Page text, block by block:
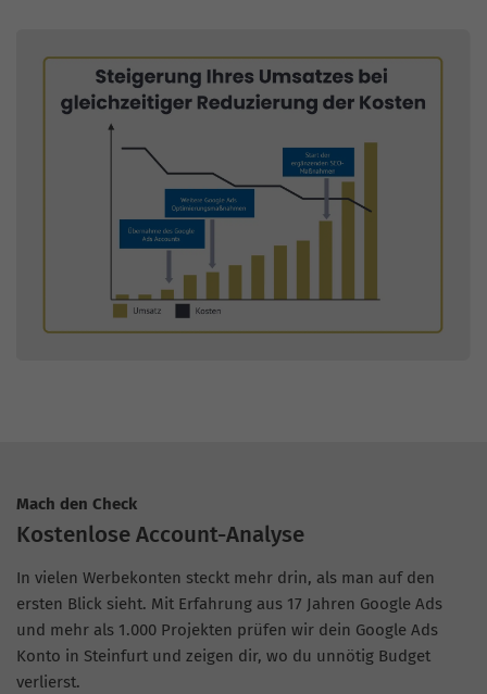
Mach den Check
Kostenlose Account-Analyse
In vielen Werbekonten steckt mehr drin, als man auf den
ersten Blick sieht. Mit Erfahrung aus 17 Jahren Google Ads
und mehr als 1.000 Projekten prüfen wir dein Google Ads
Konto in Steinfurt und zeigen dir, wo du unnötig Budget
verlierst.